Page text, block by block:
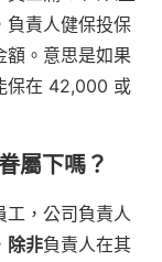
責人健保投保
額。意思是如果
保在 42,000 或
屬下嗎？
工，公司負責人
除非負責人在其